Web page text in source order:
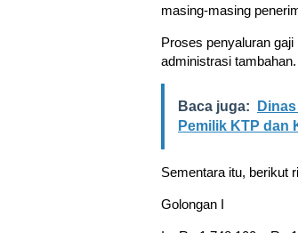
masing-masing
Proses penyaluran
administrasi tambahan.
Baca juga:
Pemilik KTP dan
Sementara itu, berikut
Golongan I